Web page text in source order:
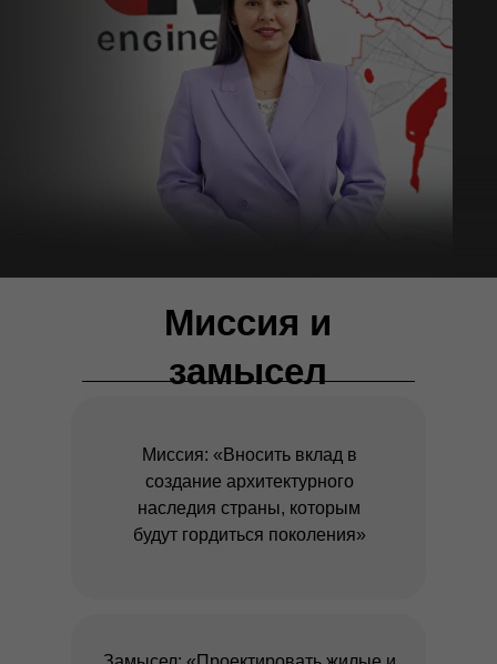
Миссия и
замысел
Миссия: «Вносить вклад в
создание архитектурного
наследия страны, которым
будут гордиться поколения»